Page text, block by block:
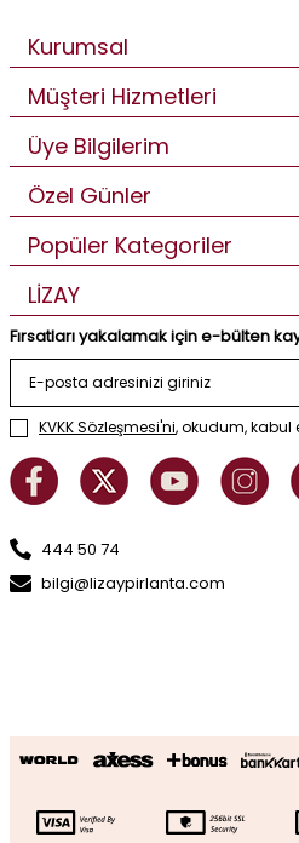
Kurumsal
Müşteri Hizmetleri
Üye Bilgilerim
Özel Günler
Popüler Kategoriler
LİZAY
Fırsatları yakalamak için e-bülten
KVKK Sözleşmesi'ni, okudum, kabul
444 50 74
bilgi@lizaypirlanta.com